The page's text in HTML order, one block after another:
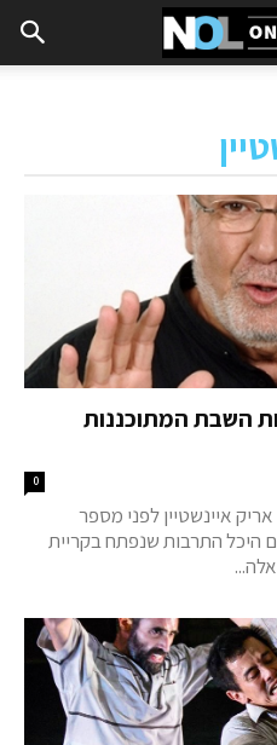
השבת המתוכננות
0
איינשטיין לפני מספר
היכל התרבות שנפתח בקריית